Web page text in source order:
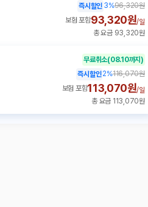
즉시할인 3%96,320원
보험 포함93,320원/일
총 요금 93,320원
무료취소(08.10까지)
즉시할인2%116,070원
보험 포함113,070원/일
총 요금 113,070원